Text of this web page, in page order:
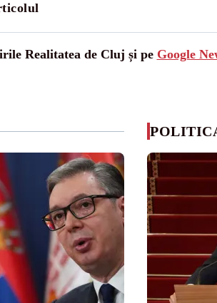
Realitatea de Cluj și pe Google